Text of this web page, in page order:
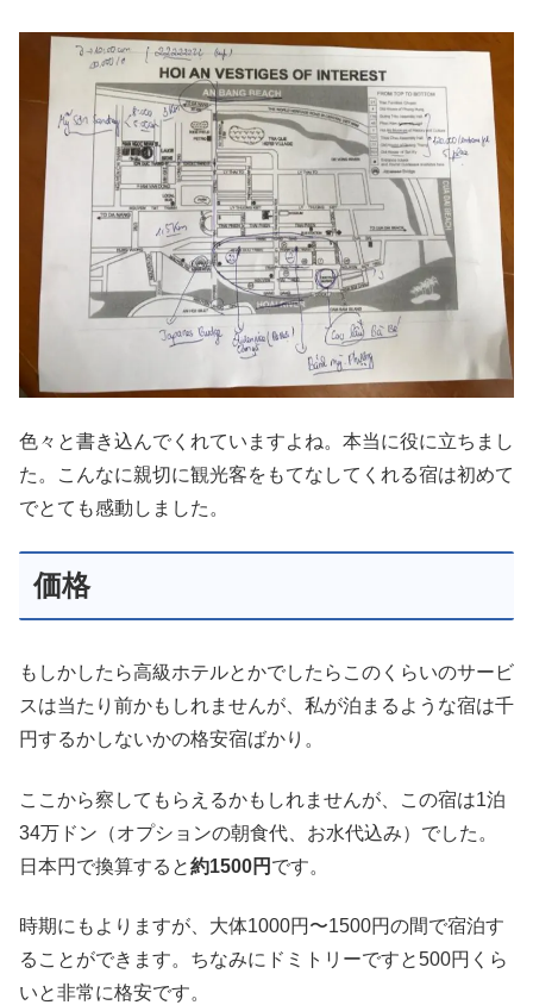
色々と書き込んでくれていますよね。本当に役に立ちまし
た。こんなに親切に観光客をもてなしてくれる宿は初めて
でとても感動しました。
価格
もしかしたら高級ホテルとかでしたらこのくらいのサービ
スは当たり前かもしれませんが、私が泊まるような宿は千
円するかしないかの格安宿ばかり。
ここから察してもらえるかもしれませんが、この宿は1泊
34万ドン（オプションの朝食代、お水代込み）でした。
日本円で換算すると約1500円 です。
時期にもよりますが、大体1000円〜1500円の間で宿泊す
ることができます。ちなみにドミトリーですと500円くら
いと非常に格安です。